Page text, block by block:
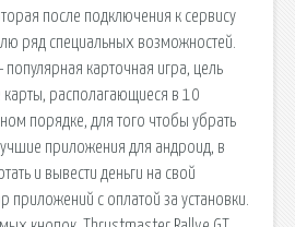
после подключения к сервису
ряд специальных возможностей.
популярная карточная игра, цель
карты, располагающиеся в 10
порядке, для того чтобы убрать
приложения для андроид, в
и вывести деньги на свой
приложений с оплатой за установки.